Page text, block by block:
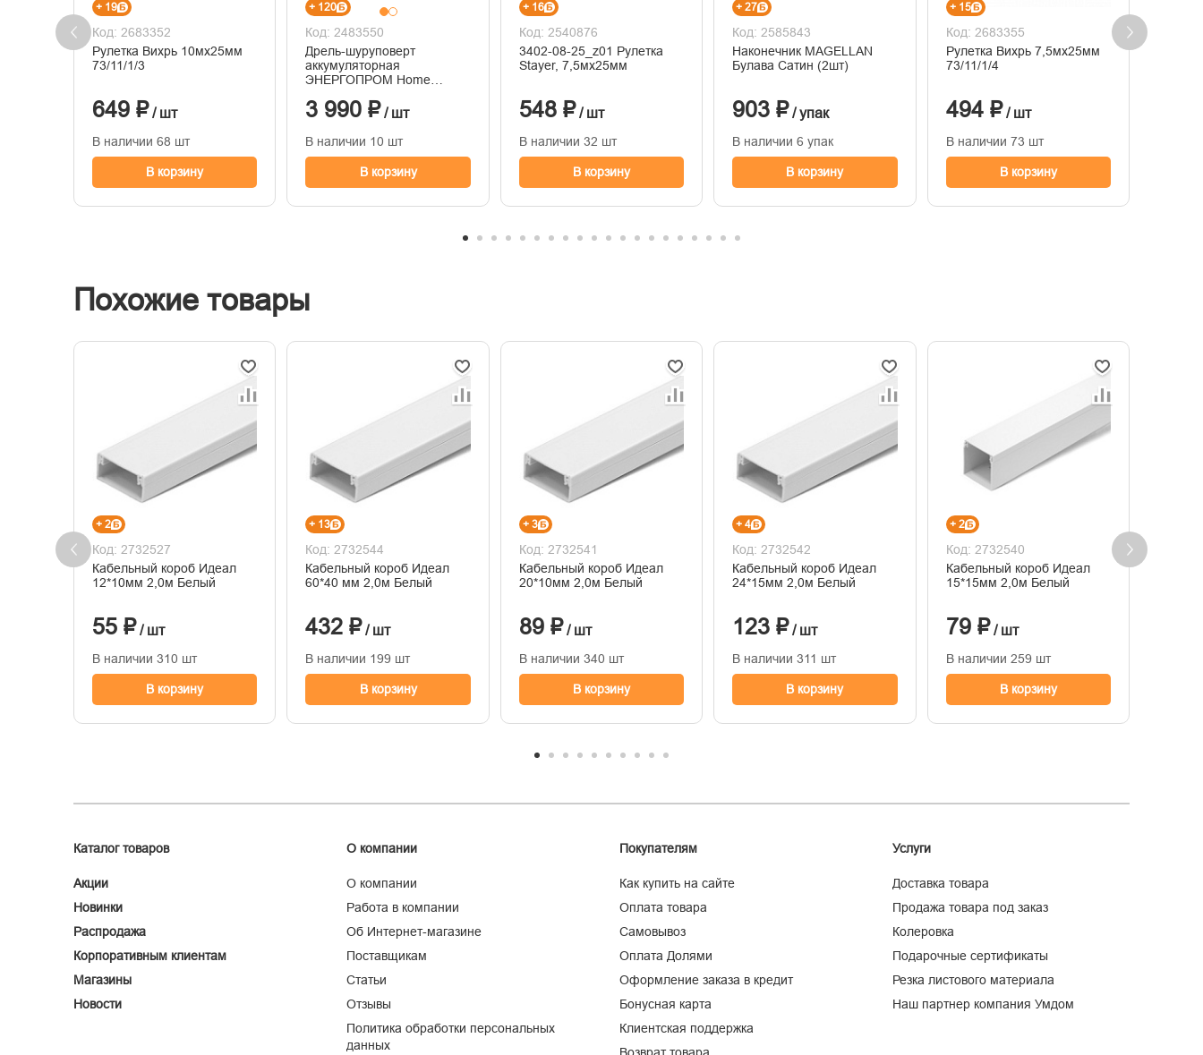
+ 19
Код: 2683352
Рулетка Вихрь 10мх25мм
73/11/1/3
649 ₽ / шт
В наличии 68 шт
В корзину
+ 120
Код: 2483550
Дрель-шуруповерт
аккумуляторная
ЭНЕРГОПРОМ Home
(14,4В,2акк*2.0Ач Li-ion,
3 990 ₽ / шт
В наличии 10 шт
В корзину
+ 16
Код: 2540876
3402-08-25_z01 Рулетка
Stayer, 7,5мх25мм
548 ₽/ шт
В наличии 32 шт
В корзину
+ 27
Код: 2585843
Наконечник MAGELLAN
Булава Сатин (2шт)
903 ₽ / упак
В наличии 6 упак
В корзину
+ 15
Код: 2683355
Рулетка Вихрь 7,5мх25мм
73/11/1/4
494 ₽/ шт
В наличии 73 шт
В корзину
Похожие товары
+ 2
Код: 2732527
Кабельный короб Идеал
12*10мм 2,0м Белый
55 ₽ / шт
В наличии 310 шт
В корзину
+ 13
Код: 2732544
Кабельный короб Идеал
60*40 мм 2,0м Белый
432 ₽ / шт
В наличии 199 шт
В корзину
+ 3
Код: 2732541
Кабельный короб Идеал
20*10мм 2,0м Белый
89 ₽/ шт
В наличии 340 шт
В корзину
+ 4
Код: 2732542
Кабельный короб Идеал
24*15мм 2,0м Белый
123 ₽ / шт
В наличии 311 шт
В корзину
+ 2
Код: 2732540
Кабельный короб Идеал
15*15мм 2,0м Белый
79 ₽/ шт
В наличии 259 шт
В корзину
Каталог товаров
Акции
Новинки
Распродажа
Корпоративным клиентам
Магазины
Новости
О компании
О компании
Работа в компании
Об Интернет-магазине
Поставщикам
Статьи
Отзывы
Политика обработки персональных
данных
Покупателям
Как купить на сайте
Оплата товара
Самовывоз
Оплата Долями
Оформление заказа в кредит
Бонусная карта
Клиентская поддержка
Услуги
Доставка товара
Продажа товара под заказ
Колеровка
Подарочные сертификаты
Резка листового материала
Наш партнер компания Умдом